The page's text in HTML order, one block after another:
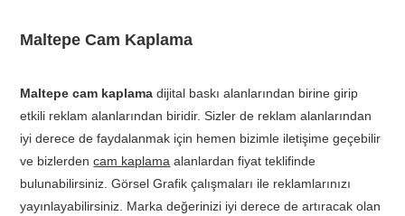
Maltepe Cam Kaplama
Maltepe cam kaplama dijital baskı alanlarından birine girip
etkili reklam alanlarından biridir. Sizler de reklam alanlarından
iyi derece de faydalanmak için hemen bizimle iletişime geçebilir
ve bizlerdencam kaplama alanlardan fiyat teklifinde
bulunabilirsiniz. Görsel Grafik çalışmaları ile reklamlarınızı
yayınlayabilirsiniz. Marka değerinizi iyi derece de artıracak olan